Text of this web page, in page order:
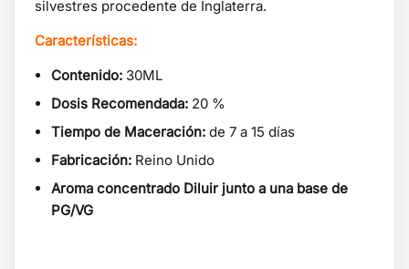
silvestres procedente de Inglaterra.
Características:
Contenido: 30ML
Dosis Recomendada: 20 %
Tiempo de Maceración: de 7 a 15 días
Fabricación: Reino Unido
Aroma concentrado Diluir junto a una base de
PG/VG